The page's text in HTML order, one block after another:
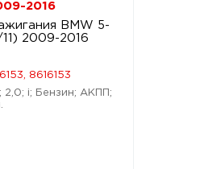
2016
BMW 5-
11) 2009-2016
8616153
2,0; i; Бензин; АКПП;